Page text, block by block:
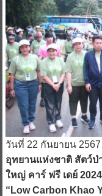
วันที่ 22 กันยายน 2567
อุทยานแห่งชาติ สัตว์
ใหญ่ คาร์ ฟรี เดย์
“Low Carbon Khao